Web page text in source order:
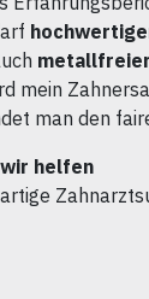
mein
man den
helfen